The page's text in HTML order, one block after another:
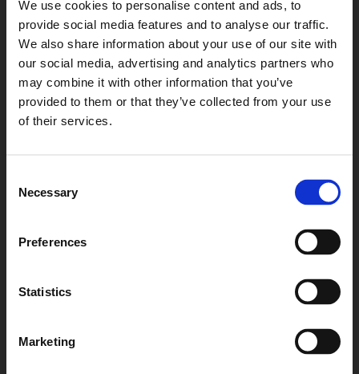
We use cookies to personalise content and ads, to
provide social media features and to analyse our traffic.
We also share information about your use of our site with
our social media, advertising and analytics partners who
may combine it with other information that you’ve
provided to them or that they’ve collected from your use
of their services.
Selection
Necessary
Preferences
Statistics
Marketing
producentami elementów hydrauliki siłowej firmom "Parker
Hannifin" oraz "Bosch Rexroth" oraz innymi dostawcami
możemy zaoferować Państwu szeroką gamę pomp
hydraulicznych różnej konstrukcji oraz przeznaczonych do
różnorodnych zastosowań.
Rodzaje oferowanych pomp:
Pompy zębate w korpusach
żeliwnych
stałej wydajności
zmiennej wydajności